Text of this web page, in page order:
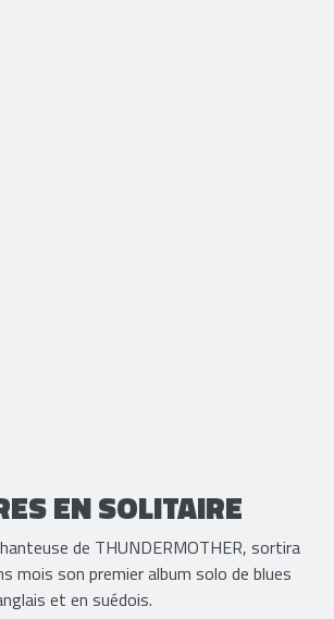
EN SOLITAIRE
de THUNDERMOTHER, sortira
mois son premier album solo de blues
et en suédois.